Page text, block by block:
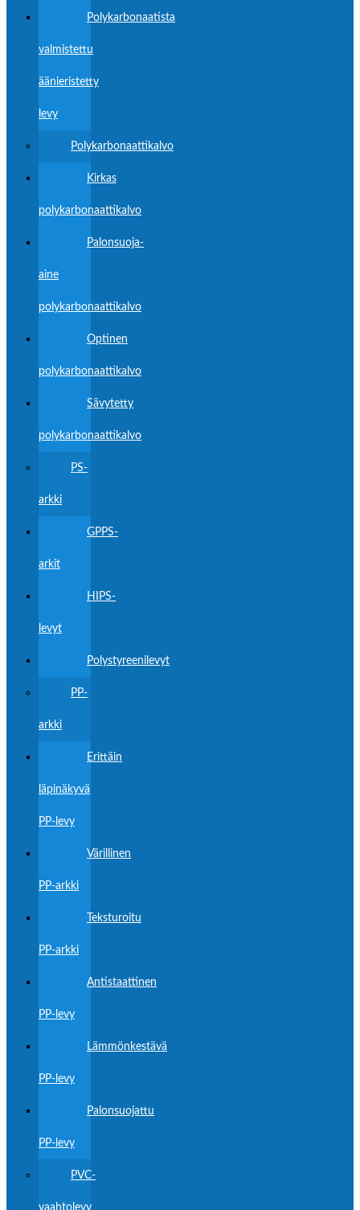
Polykarbonaatista
valmistettu
äänieristetty
levy
Polykarbonaattikalvo
Kirkas
polykarbonaattikalvo
Palonsuoja-
aine
polykarbonaattikalvo
Optinen
polykarbonaattikalvo
Sävytetty
polykarbonaattikalvo
PS-
arkki
GPPS-
arkit
HIPS-
levyt
Polystyreenilevyt
PP-
arkki
Erittäin
läpinäkyvä
PP-levy
Värillinen
PP-arkki
Teksturoitu
PP-arkki
Antistaattinen
PP-levy
Lämmönkestävä
PP-levy
Palonsuojattu
PP-levy
PVC-
vaahtolevy